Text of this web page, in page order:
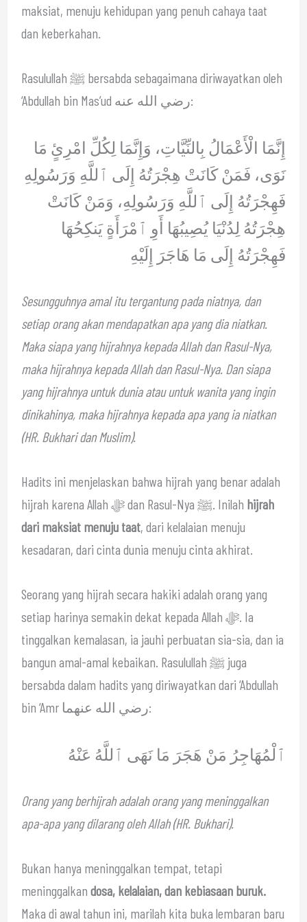
maksiat, menuju kehidupan yang penuh cahaya taat
dan keberkahan.
Rasulullah ﷺ bersabda sebagaimana diriwayatkan oleh
‘Abdullah bin Mas’ud رضي الله عنه:
إِنَّمَا الْأَعْمَالُ بِالنِّيَّاتِ، وَإِنَّمَا لِكُلِّ امْرِئٍ مَا
نَوَى، فَمَنْ كَانَتْ هِجْرَتُهُ إِلَى ٱللَّهِ وَرَسُولِهِ
فَهِجْرَتُهُ إِلَى ٱللَّهِ وَرَسُولِهِ، وَمَنْ كَانَتْ
هِجْرَتُهُ لِدُنْيَا يُصِيبُهَا أَوِ ٱمْرَأَةٍ يَنكِحُهَا
فَهِجْرَتُهُ إِلَى مَا هَاجَرَ إِلَيْهِ
Sesungguhnya amal itu tergantung pada niatnya, dan
setiap orang akan mendapatkan apa yang dia niatkan.
Maka siapa yang hijrahnya kepada Allah dan Rasul-Nya,
maka hijrahnya kepada Allah dan Rasul-Nya. Dan siapa
yang hijrahnya untuk dunia atau untuk wanita yang ingin
dinikahinya, maka hijrahnya kepada apa yang ia niatkan
(HR. Bukhari dan Muslim).
Hadits ini menjelaskan bahwa hijrah yang benar adalah
hijrah karena Allah ﷻ dan Rasul-Nya ﷺ. Inilah hijrah
dari maksiat menuju taat, dari kelalaian menuju
kesadaran, dari cinta dunia menuju cinta akhirat.
Seorang yang hijrah secara hakiki adalah orang yang
setiap harinya semakin dekat kepada Allah ﷻ. Ia
tinggalkan kemalasan, ia jauhi perbuatan sia-sia, dan ia
bangun amal-amal kebaikan. Rasulullah ﷺ juga
bersabda dalam hadits yang diriwayatkan dari ‘Abdullah
bin ‘Amr رضي الله عنهما:
ٱلْمُهَاجِرُ مَنْ هَجَرَ مَا نَهَى ٱللَّهُ عَنْهُ
Orang yang berhijrah adalah orang yang meninggalkan
apa-apa yang dilarang oleh Allah (HR. Bukhari).
Bukan hanya meninggalkan tempat, tetapi
meninggalkan dosa, kelalaian, dan kebiasaan buruk.
Maka di awal tahun ini, marilah kita buka lembaran baru